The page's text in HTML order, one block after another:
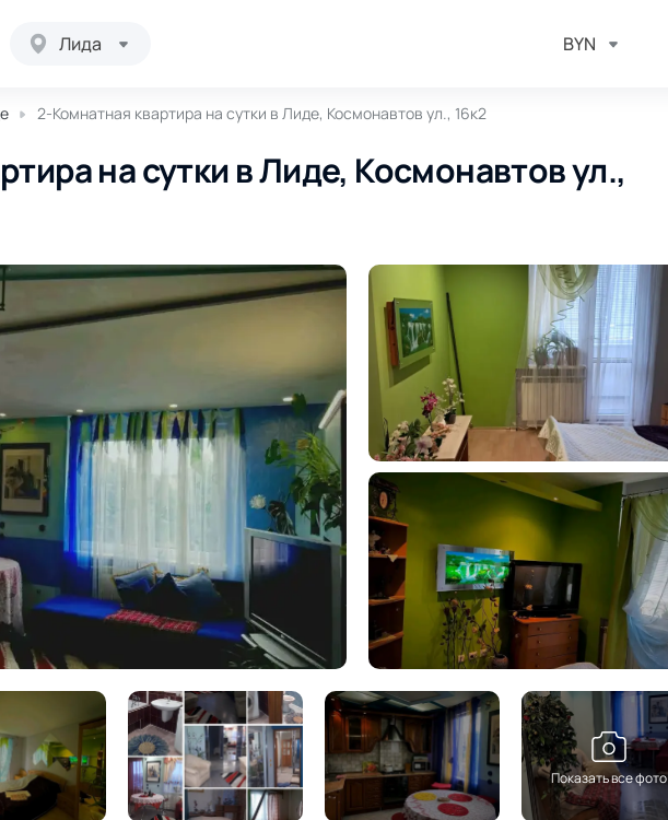
Лида BYN
2-Комнатная квартира на сутки в Лиде, Космонавтов ул., 16к2
на сутки в Лиде, Космонавтов ул.,
Показать все фото